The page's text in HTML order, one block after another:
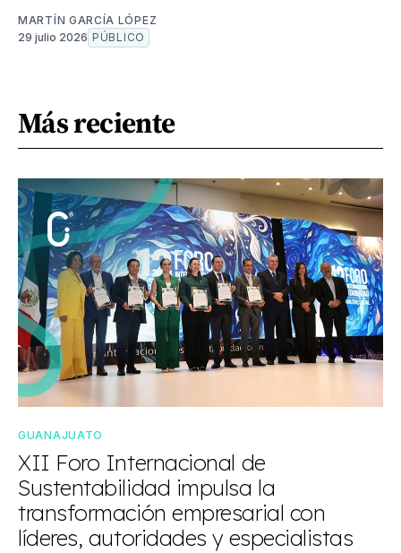
MARTÍN GARCÍA LÓPEZ
29 julio 2026 PÚBLICO
Más reciente
GUANAJUATO
XII Foro Internacional de
Sustentabilidad impulsa la
transformación empresarial con
líderes, autoridades y especialistas